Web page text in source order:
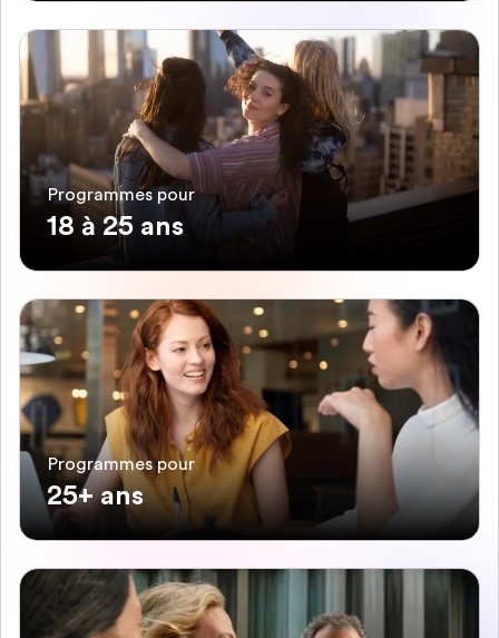
Programmes pour
18 à 25 ans
Programmes pour
25+ ans